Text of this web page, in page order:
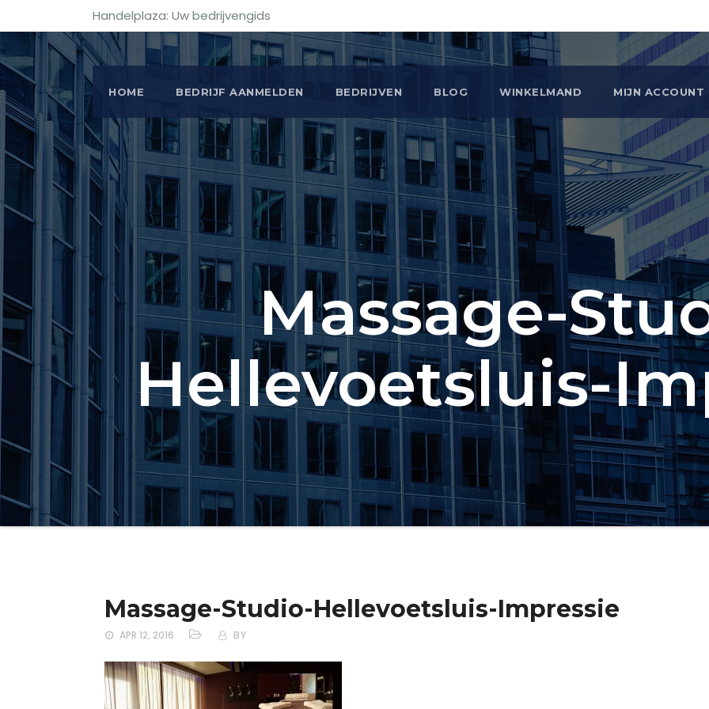
Handelplaza: Uw bedrijvengids
HOME BEDRIJF AANMELDEN BEDRIJVEN BLOG WINKELMAND MIJN ACCOUNT
Massage-
Hellevoetsluis-
Massage-Studio-Hellevoetsluis-Impressie
APR 12, 2016 BY